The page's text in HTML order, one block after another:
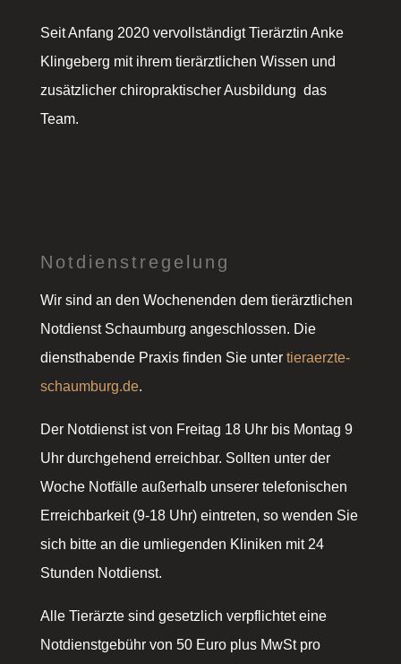
Seit Anfang 2020 vervollständigt Tierärztin Anke
Klingeberg mit ihrem tierärztlichen Wissen und
zusätzlicher chiropraktischer Ausbildung das
Team.
Notdienstregelung
Wir sind an den Wochenenden dem tierärztlichen
Notdienst Schaumburg angeschlossen. Die
diensthabende Praxis finden Sie unter tieraerzte-
schaumburg.de.
Der Notdienst ist von Freitag 18 Uhr bis Montag 9
Uhr durchgehend erreichbar. Sollten unter der
Woche Notfälle außerhalb unserer telefonischen
Erreichbarkeit (9-18 Uhr) eintreten, so wenden Sie
sich bitte an die umliegenden Kliniken mit 24
Stunden Notdienst.
Alle Tierärzte sind gesetzlich verpflichtet eine
Notdienstgebühr von 50 Euro plus MwSt pro